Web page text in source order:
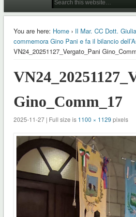
You are here: Home› Il Mar. CC Dott.
commemora Gino Pani e fa il bilancio
VN24_20251127_Vergato_Pani
Gino_Comm_17
2025-11-27 | Full size is 1100 × 1129 pixels